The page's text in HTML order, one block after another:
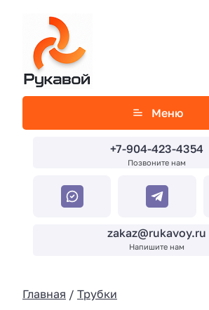
Меню
+7-904-423-4354
Позвоните нам
zakaz@rukavoy.ru
Напишите нам
Главная / Трубки